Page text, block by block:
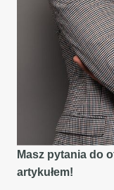
Masz pytania do
artykułem!